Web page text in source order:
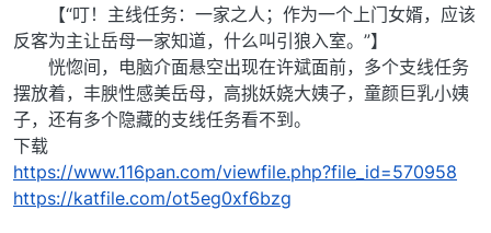
【“叮！主线任务：一家之人；作为一个上门女婿，应该
反客为主让岳母一家知道，什么叫引狼入室。”】
恍惚间，电脑介面悬空出现在许斌面前，多个支线任务
摆放着，丰腴性感美岳母，高挑妖娆大姨子，童颜巨乳小姨
子，还有多个隐藏的支线任务看不到。
下载
https://www.116pan.com/viewfile.php?file_id=570958
https://katfile.com/ot5eg0xf6bzg